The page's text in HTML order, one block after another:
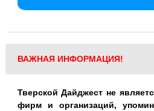
ВАЖНАЯ ИНФОРМАЦИЯ!
Тверской Дайджест не
фирм и организаций,